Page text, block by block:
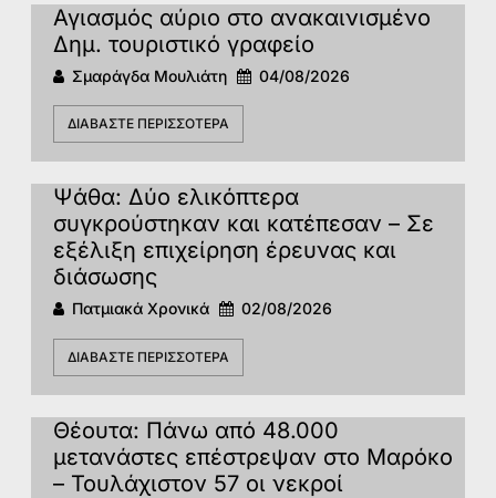
Αγιασμός αύριο στο ανακαινισμένο
Δημ. τουριστικό γραφείο
Σμαράγδα Μουλιάτη 04/08/2026
ΔΙΑΒΆΣΤΕ ΠΕΡΙΣΣΌΤΕΡΑ
Ψάθα: Δύο ελικόπτερα
συγκρούστηκαν και κατέπεσαν – Σε
εξέλιξη επιχείρηση έρευνας και
διάσωσης
Πατμιακά Χρονικά 02/08/2026
ΔΙΑΒΆΣΤΕ ΠΕΡΙΣΣΌΤΕΡΑ
Θέουτα: Πάνω από 48.000
μετανάστες επέστρεψαν στο Μαρόκο
– Τουλάχιστον 57 οι νεκροί